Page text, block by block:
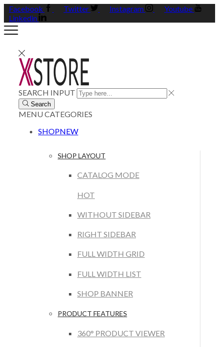
Facebook Twitter Instagram
Youtube
Linkedin
SEARCH INPUT
Search
MENUCATEGORIES
SHOPNEW
SHOP LAYOUT
CATALOG MODE
HOT
WITHOUT SIDEBAR
RIGHT SIDEBAR
FULL WIDTH GRID
FULL WIDTH LIST
SHOP BANNER
PRODUCT FEATURES
360° PRODUCT VIEWER